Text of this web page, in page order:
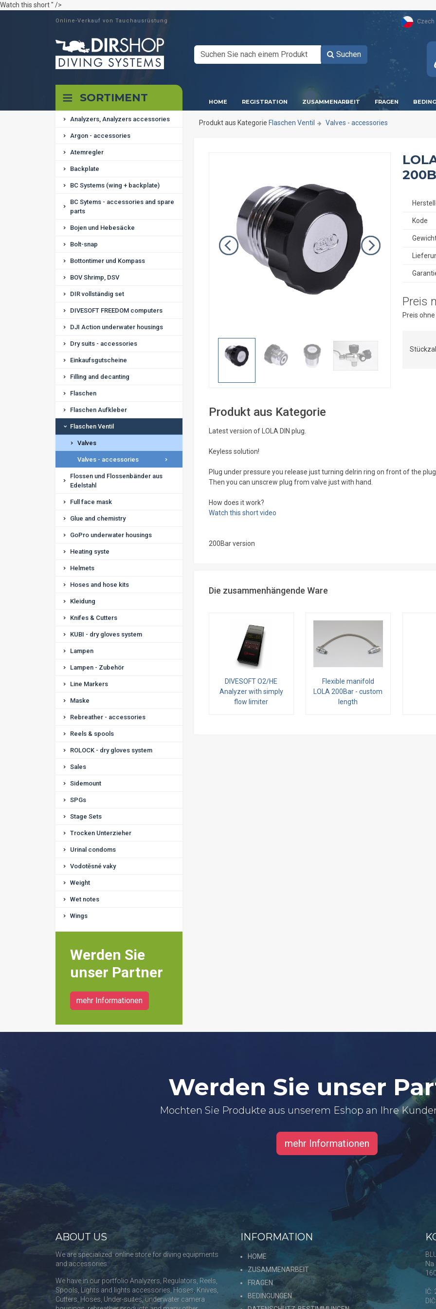
Watch this short " />
Online-Verkauf von Tauchausrüstung Czech
Suchen
SORTIMENT HOME REGISTRATION ZUSAMMENARBEIT FRAGEN
Analyzers, Analyzers accessories
Argon - accessories
Atemregler
Backplate
BC Systems (wing + backplate)
BC Sytems - accessories and spare
parts
Bojen und Hebesäcke
Bolt-snap
Bottontimer und Kompass
BOV Shrimp, DSV
DIR vollständig set
DIVESOFT FREEDOM computers
DJI Action underwater housings
Dry suits - accessories
Einkaufsgutscheine
Filling and decanting
Flaschen
Flaschen Aufkleber
Flaschen Ventil
Valves
Valves - accessories
Flossen und Flossenbänder aus
Edelstahl
Full face mask
Glue and chemistry
GoPro underwater housings
Heating syste
Helmets
Hoses and hose kits
Kleidung
Knifes & Cutters
KUBI - dry gloves system
Lampen
Lampen - Zubehör
Line Markers
Maske
Rebreather - accessories
Reels & spools
ROLOCK - dry gloves system
Sales
Sidemount
SPGs
Stage Sets
Trocken Unterzieher
Urinal condoms
Vodotěsné vaky
Weight
Wet notes
Wings
Werden Sie
unser Partner
mehr Informationen
Produkt aus Kategorie Flaschen Ventil Valves - accessories
Kode
Preis
Preis
Produkt aus Kategorie
Latest version of LOLA DIN plug.
Keyless solution!
Plug under pressure you release just turning delrin ring on front of the
Then you can unscrew plug from valve just with hand.
How does it work?
Watch this short video
200Bar version
Die zusammenhängende Ware
DIVESOFT O2/HE
Analyzer with simply
flow limiter
Flexible manifold
LOLA 200Bar - custom
length
Werden Sie unser
Mochten Sie Produkte aus unserem Eshop an Ihre
mehr Informationen
ABOUT US
We are specialized online store for diving equipments
and accessories.
We have in our portfolio Analyzers, Regulators, Reels,
Spools, Lights and lights accessories, Hoses, Knives,
Cutters, Hoses, Under-suites, underwater camera
INFORMATION
HOME
ZUSAMMENARBEIT
FRAGEN
BEDINGUNGEN